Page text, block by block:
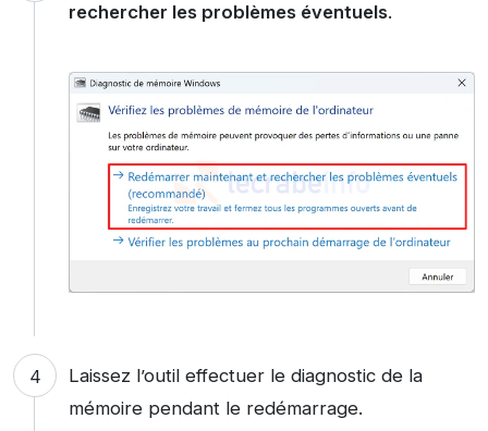
rechercher les problèmes éventuels.
Laissez l’outil effectuer le diagnostic de la
mémoire pendant le redémarrage.